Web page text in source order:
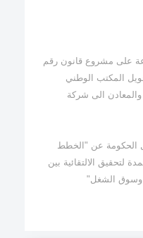
على مشروع قانون رقم
المكتب الوطني
والمعادن الى شركة
الحكومة عن "الخطط
لتحقيق الالتقائية بين
وسوق الشغل"